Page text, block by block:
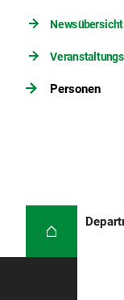
Newsübersicht
Personen